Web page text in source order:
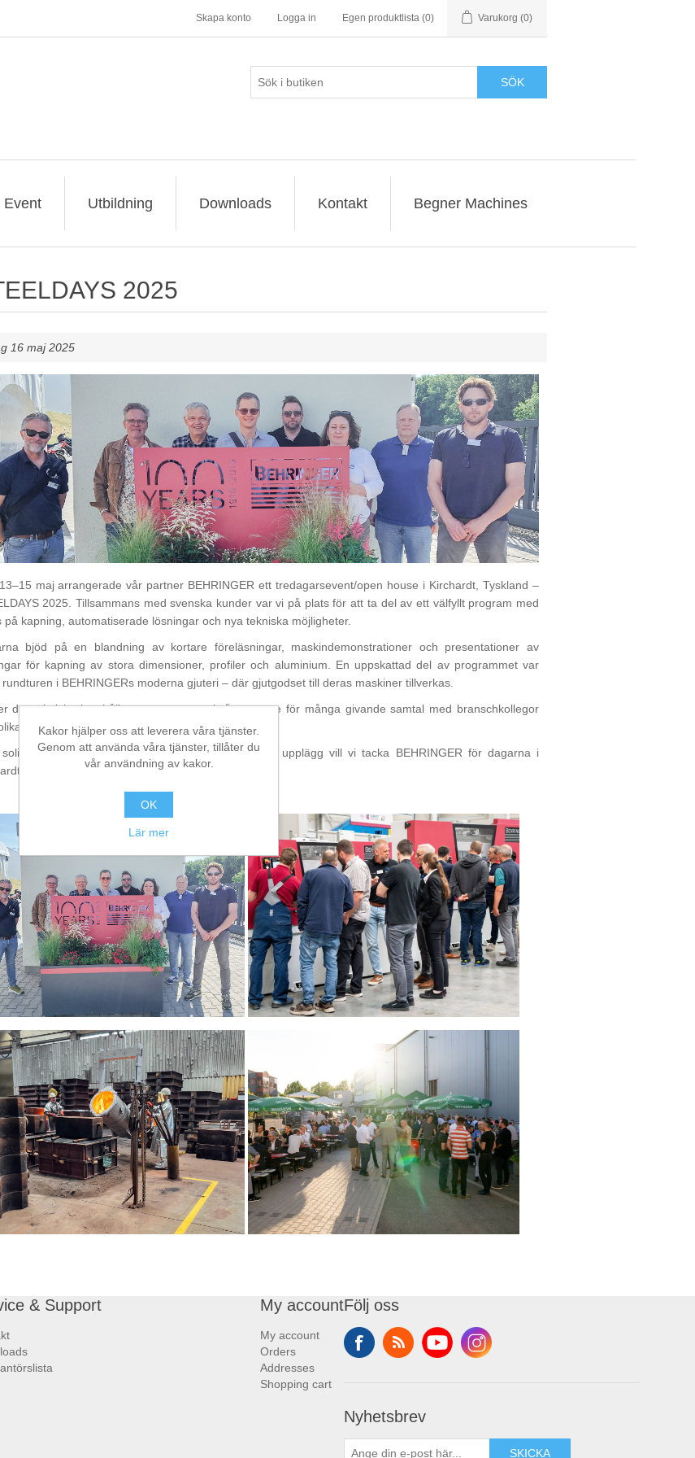
Skapa konto Logga in Egen produktlista (0) Varukorg (0)
SÖK
Event Utbildning Downloads Kontakt Begner Machines
2025
16 maj 2025
maj arrangerade vår partner BEHRINGER ett tredagarsevent/open house i Kirchardt, Tyskland –
2025. Tillsammans med svenska kunder var vi på plats för att ta del av ett välfyllt program med
på kapning, automatiserade lösningar och nya tekniska möjligheter.
bjöd på en blandning av kortare föreläsningar, maskindemonstrationer och presentationer av
för kapning av stora dimensioner, profiler och aluminium. En uppskattad del av programmet var
i BEHRINGERs moderna gjuteri – där gjutgodset till deras maskiner tillverkas.
det tekniska innehållet gav eventet också utrymme för många givande samtal med branschkollegor
delar av världen.
väder, trevligt sällskap och ett välorganiserat upplägg vill vi tacka BEHRINGER för dagarna i
& Support My account
My account
Orders
Addresses
Shopping cart
Följ oss
Nyhetsbrev
SKICKA
Kakor hjälper oss att leverera våra tjänster.
Genom att använda våra tjänster, tillåter du
vår användning av kakor.
OK
Lär mer